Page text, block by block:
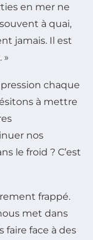
en mer ne
à quai,
jamais. Il est
»
chaque
à mettre
nos
le froid ? C’est
frappé.
met dans
faire face à des